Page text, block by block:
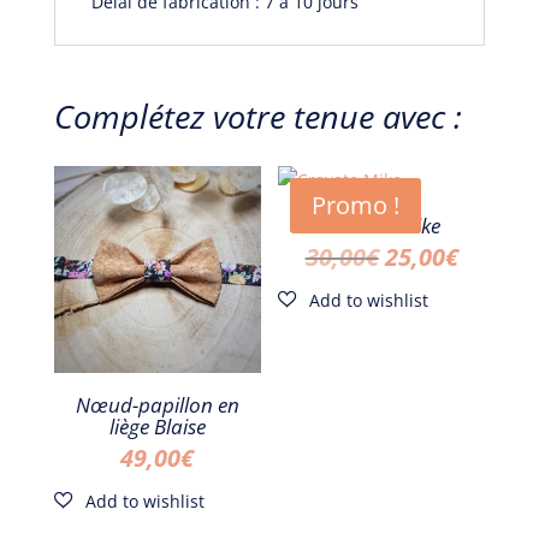
Complétez votre tenue avec :
Nœud-papillon en
liège Blaise
49,00€
Promo !
Cravate Mike
30,00€Le
prix
25,00€Le